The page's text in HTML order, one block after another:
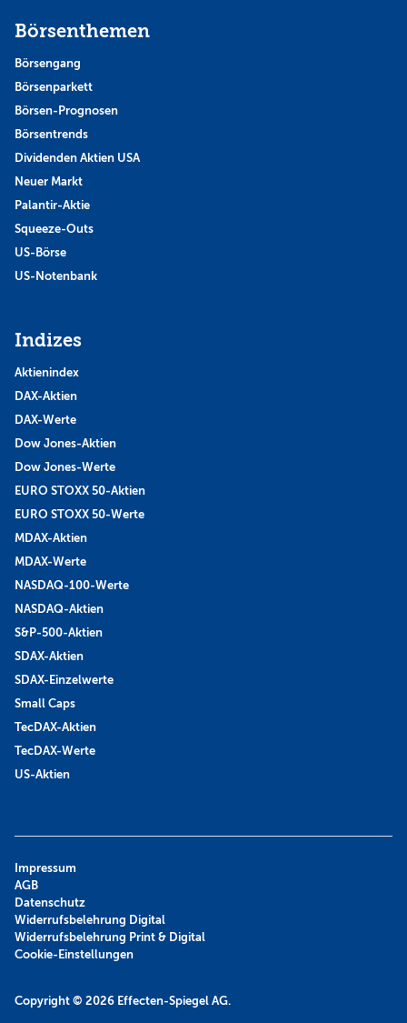
Börsenthemen
Börsengang
Börsenparkett
Börsen-Prognosen
Börsentrends
Dividenden Aktien USA
Neuer Markt
Palantir-Aktie
Squeeze-Outs
US-Börse
US-Notenbank
Indizes
Aktienindex
DAX-Aktien
DAX-Werte
Dow Jones-Aktien
Dow Jones-Werte
EURO STOXX 50-Aktien
EURO STOXX 50-Werte
MDAX-Aktien
MDAX-Werte
NASDAQ-100-Werte
NASDAQ-Aktien
S&P-500-Aktien
SDAX-Aktien
SDAX-Einzelwerte
Small Caps
TecDAX-Aktien
TecDAX-Werte
US-Aktien
Copyright © 2026 Effecten-Spiegel AG.
Impressum
AGB
Datenschutz
Widerrufsbelehrung Digital
Widerrufsbelehrung Print & Digital
Cookie-Einstellungen